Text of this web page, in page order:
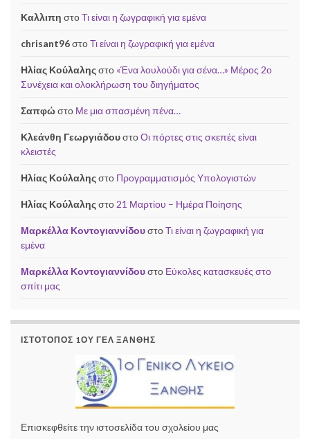
Καλλιπη στοΤι είναι η ζωγραφική για εμένα
chrisant96στοΤι είναι η ζωγραφική για εμένα
Ηλίας Κούλαληςστο «Ένα λουλούδι για σένα…» Μέρος 2ο
Συνέχεια και ολοκλήρωση του διηγήματος
Σαπφώστο Με μια σπασμένη πένα…
Κλεάνθη ΓεωργιάδουστοΟι πόρτες στις σκεπές είναι
κλειστές
Ηλίας Κούλαληςστο Προγραμματισμός Υπολογιστών
Ηλίας Κούλαληςστο 21 Μαρτίου – Ημέρα Ποίησης
Μαρκέλλα ΚοντογιαννίδουστοΤι είναι η ζωγραφική για
εμένα
Μαρκέλλα Κοντογιαννίδουστο Εύκολες κατασκευές στο
σπίτι μας
ΙΣΤΌΤΟΠΟΣ 1ΟΥ ΓΕΛ ΞΆΝΘΗΣ
Επισκεφθείτε την ιστοσελίδα του σχολείου μας